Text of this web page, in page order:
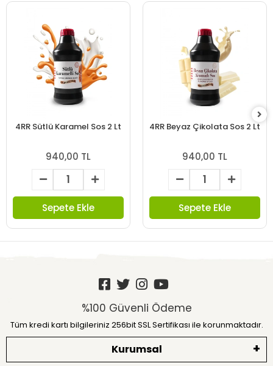
4RR Sütlü Karamel Sos 2 Lt
940,00 TL
Sepete Ekle
4RR Beyaz Çikolata Sos 2 Lt
940,00 TL
Sepete Ekle
%100 Güvenli Ödeme
Tüm kredi kartı bilgileriniz 256bit SSL Sertifikası ile korunmaktadır.
Kurumsal